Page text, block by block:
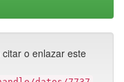
o enlazar este